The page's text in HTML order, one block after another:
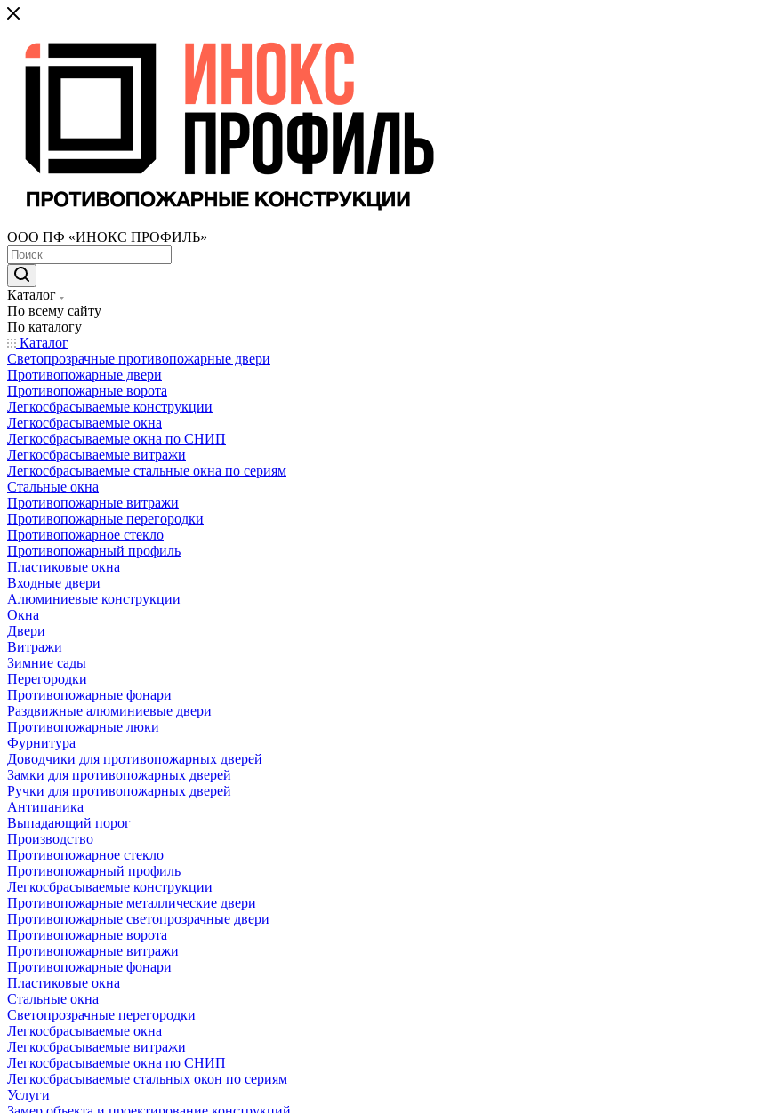
ООО ПФ «ИНОКС ПРОФИЛЬ»
Каталог
По всему сайту
По каталогу
Каталог
Светопрозрачные противопожарные двери
Противопожарные двери
Противопожарные ворота
Легкосбрасываемые конструкции
Легкосбрасываемые окна
Легкосбрасываемые окна по СНИП
Легкосбрасываемые витражи
Легкосбрасываемые стальные окна по сериям
Стальные окна
Противопожарные витражи
Противопожарные перегородки
Противопожарное стекло
Противопожарный профиль
Пластиковые окна
Входные двери
Алюминиевые конструкции
Окна
Двери
Витражи
Зимние сады
Перегородки
Противопожарные фонари
Раздвижные алюминиевые двери
Противопожарные люки
Фурнитура
Доводчики для противопожарных дверей
Замки для противопожарных дверей
Ручки для противопожарных дверей
Антипаника
Выпадающий порог
Производство
Противопожарное стекло
Противопожарный профиль
Легкосбрасываемые конструкции
Противопожарные металлические двери
Противопожарные светопрозрачные двери
Противопожарные ворота
Противопожарные витражи
Противопожарные фонари
Пластиковые окна
Стальные окна
Светопрозрачные перегородки
Легкосбрасываемые окна
Легкосбрасываемые витражи
Легкосбрасываемые окна по СНИП
Легкосбрасываемые стальных окон по сериям
Услуги